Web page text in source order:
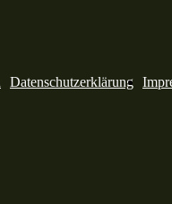
Datenschutzerklärung